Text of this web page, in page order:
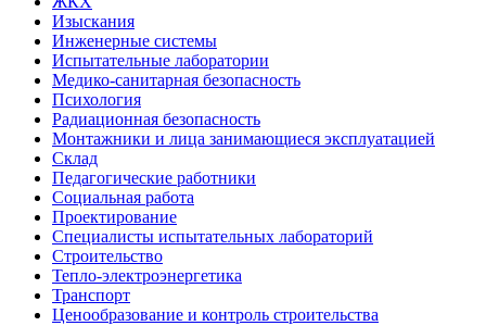
Изыскания
Инженерные системы
Испытательные лаборатории
Медико-санитарная безопасность
Психология
Радиационная безопасность
Монтажники и лица занимающиеся эксплуатацией
Склад
Педагогические работники
Социальная работа
Проектирование
Специалисты испытательных лабораторий
Строительство
Тепло-электроэнергетика
Транспорт
Ценообразование и контроль строительства